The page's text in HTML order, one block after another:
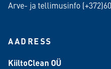
Arve- ja tellimusinfo
AADRESS
KiiltoClean OÜ